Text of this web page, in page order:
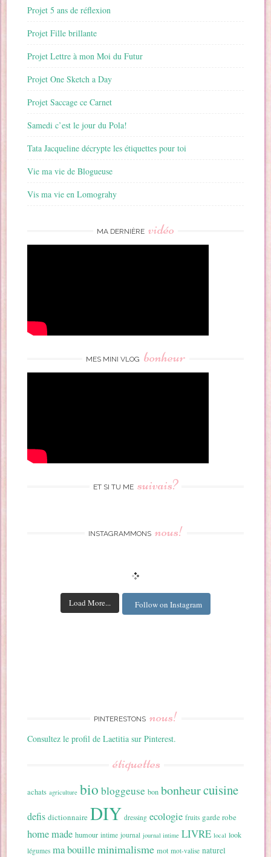
Projet 5 ans de réflexion
Projet Fille brillante
Projet Lettre à mon Moi du Futur
Projet One Sketch a Day
Projet Saccage ce Carnet
Samedi c’est le jour du Pola!
Tata Jacqueline décrypte les étiquettes pour toi
Vie ma vie de Blogueuse
Vis ma vie en Lomograhy
MA DERNIÈRE vidéo
MES MINI VLOG bonheur
ET SI TU ME suivais?
INSTAGRAMMONS nous!
Load More... Follow on Instagram
PINTERESTONS nous!
Consultez le profil de Laetitia sur Pinterest.
étiquettes
achats agriculture bio bloggeuse bon bonheurcuisine
defis dictionnaire DIY dressing ecologie fruits garde robe
home made humour intime journal journal intime LIVRE local look
légumes ma bouilleminimalisme mot mot-valise naturel